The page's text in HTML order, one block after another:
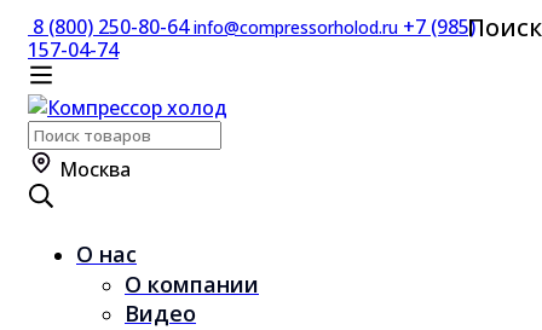
8 (800) 250-80-64info@compressorholod.ru +7 (985)
157-04-74
Поиск
по:
Поиск
Москва
О нас
О компании
Видео